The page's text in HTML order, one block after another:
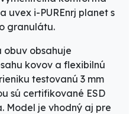
uvex i-PUREnrj planet s
granulátu.
obuv obsahuje
kovov a flexibilnú
testovanú 3 mm
sú certifikované ESD
Model je vhodný aj pre